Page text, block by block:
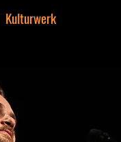
Kulturwerk